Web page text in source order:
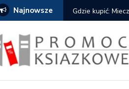
Najnowsze Gdzie kupić: